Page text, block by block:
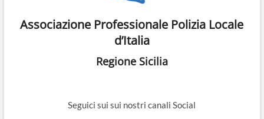
Associazione Professionale Polizia Locale
d’Italia
Regione Sicilia
Seguici sui sui nostri canali Social